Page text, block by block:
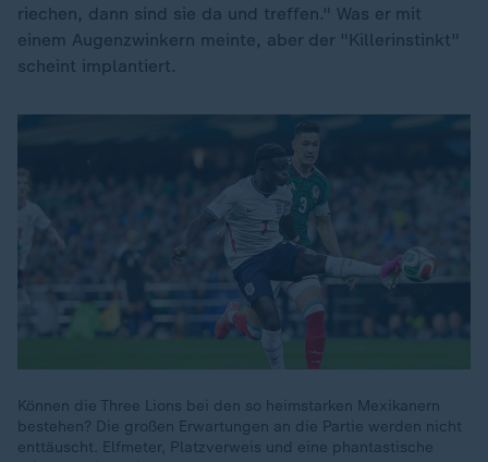
riechen, dann sind sie da und treffen." Was er mit
einem Augenzwinkern meinte, aber der "Killerinstinkt"
scheint implantiert.
Können die Three Lions bei den so heimstarken Mexikanern
bestehen? Die großen Erwartungen an die Partie werden nicht
enttäuscht. Elfmeter, Platzverweis und eine phantastische